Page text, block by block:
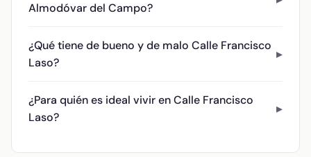
Almodóvar del Campo?
¿Qué tiene de bueno y de malo Calle Francisco
Laso?
¿Para quién es ideal vivir en Calle Francisco
Laso?